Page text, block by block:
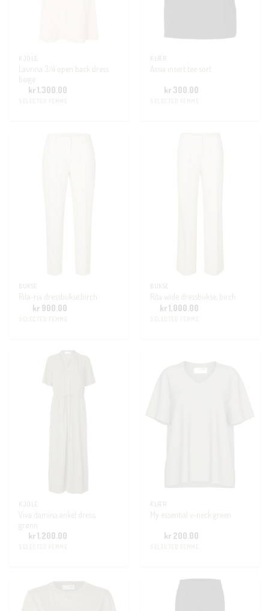
KJOLE
Laurina 3/4 open back dress
beige
kr1,300.00
KLÆR
Assia insert tee sort
kr 300.00
BUKSE
Rita-ria dressbukse,birch
kr 900.00
BUKSE
Rita wide dressbukse, birch
kr1,000.00
KJOLE
Viva damina ankel dress,
grønn
kr1,200.00
KLÆR
My essential v-neck green
kr 200.00